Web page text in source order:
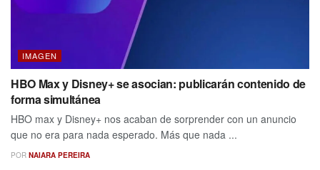
IMAGEN
HBO Max y Disney+ se asocian: publicarán contenido de
forma simultánea
HBO max y Disney+ nos acaban de sorprender con un anuncio
que no era para nada esperado. Más que nada ...
POR NAIARA PEREIRA